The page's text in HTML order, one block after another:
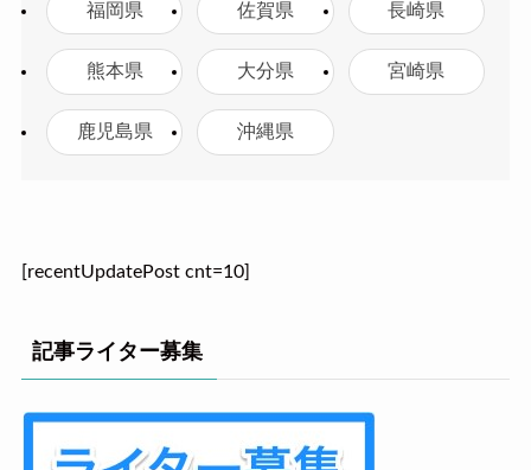
福岡県 佐賀県 長崎県
熊本県 大分県 宮崎県
鹿児島県 沖縄県
[recentUpdatePost cnt=10]
記事ライター募集